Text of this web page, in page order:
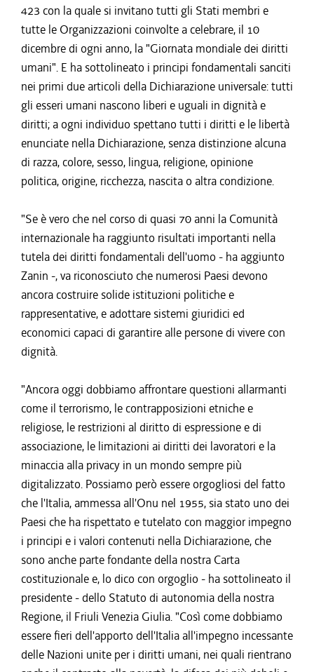
423 con la quale si invitano tutti gli Stati membri e
tutte le Organizzazioni coinvolte a celebrare, il 10
dicembre di ogni anno, la "Giornata mondiale dei diritti
umani". E ha sottolineato i principi fondamentali sanciti
nei primi due articoli della Dichiarazione universale: tutti
gli esseri umani nascono liberi e uguali in dignità e
diritti; a ogni individuo spettano tutti i diritti e le libertà
enunciate nella Dichiarazione, senza distinzione alcuna
di razza, colore, sesso, lingua, religione, opinione
politica, origine, ricchezza, nascita o altra condizione.
"Se è vero che nel corso di quasi 70 anni la Comunità
internazionale ha raggiunto risultati importanti nella
tutela dei diritti fondamentali dell'uomo - ha aggiunto
Zanin -, va riconosciuto che numerosi Paesi devono
ancora costruire solide istituzioni politiche e
rappresentative, e adottare sistemi giuridici ed
economici capaci di garantire alle persone di vivere con
dignità.
"Ancora oggi dobbiamo affrontare questioni allarmanti
come il terrorismo, le contrapposizioni etniche e
religiose, le restrizioni al diritto di espressione e di
associazione, le limitazioni ai diritti dei lavoratori e la
minaccia alla privacy in un mondo sempre più
digitalizzato. Possiamo però essere orgogliosi del fatto
che l'Italia, ammessa all'Onu nel 1955, sia stato uno dei
Paesi che ha rispettato e tutelato con maggior impegno
i principi e i valori contenuti nella Dichiarazione, che
sono anche parte fondante della nostra Carta
costituzionale e, lo dico con orgoglio - ha sottolineato il
presidente - dello Statuto di autonomia della nostra
Regione, il Friuli Venezia Giulia. "Così come dobbiamo
essere fieri dell'apporto dell'Italia all'impegno incessante
delle Nazioni unite per i diritti umani, nei quali rientrano